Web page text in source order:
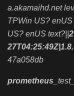
a.akamaihd.net
TPWin US?
US? enUS text?||
47a058db
prometheus